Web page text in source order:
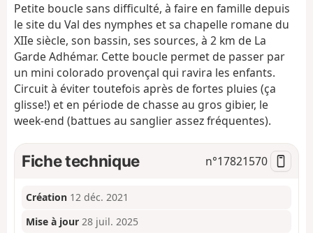
i
g
Petite boucle sans difficulté, à faire en famille depuis
le site du Val des nymphes et sa chapelle romane du
XIIe siècle, son bassin, ses sources, à 2 km de La
Garde Adhémar. Cette boucle permet de passer par
un mini colorado provençal qui ravira les enfants.
Circuit à éviter toutefois après de fortes pluies (ça
glisse!) et en période de chasse au gros gibier, le
week-end (battues au sanglier assez fréquentes).
Fiche technique n°17821570
Création 12 déc. 2021
Mise à jour 28 juil. 2025